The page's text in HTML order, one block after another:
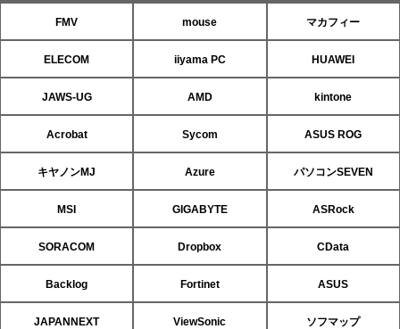
FMV mouse マカフィー
ELECOM iiyama PC HUAWEI
JAWS-UG AMD kintone
Acrobat Sycom ASUS ROG
キヤノンMJ Azure パソコンSEVEN
MSI GIGABYTE ASRock
SORACOM Dropbox CData
Backlog Fortinet ASUS
JAPANNEXT ViewSonic ソフマップ